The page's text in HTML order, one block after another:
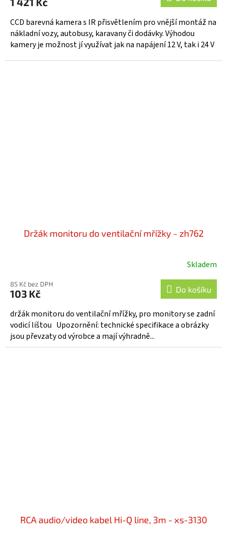
CCD barevná kamera s IR přisvětlením pro vnější montáž na
nákladní vozy, autobusy, karavany či dodávky. Výhodou
kamery je možnost jí využívat jak na napájení 12 V, tak i 24 V
Držák monitoru do ventilační mřížky - zh762
Skladem
85 Kč bez DPH
103 Kč Do košíku
držák monitoru do ventilační mřížky, pro monitory se zadní
vodicí lištou Upozornění: technické specifikace a obrázky
jsou převzaty od výrobce a mají výhradně...
RCA audio/video kabel Hi-Q line, 3m - xs-3130